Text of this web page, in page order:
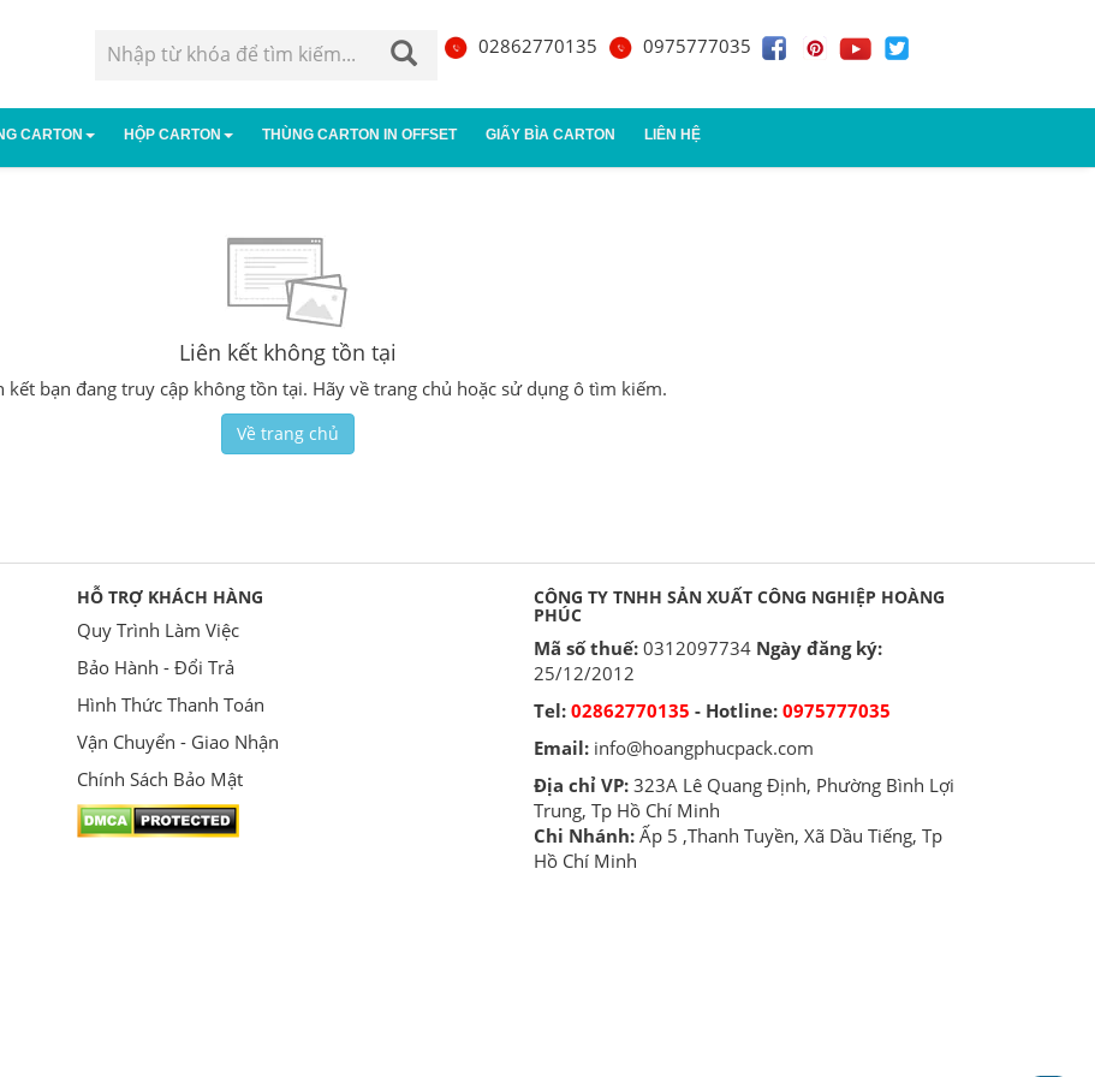
02862770135 0975777035
CARTON
Thùng âm dương
HỘP CARTON
Hộp carton nhỏ
THÙNG CARTON IN OFFSET GIẤY BÌA CARTON LIÊN HỆ
Liên kết không tồn tại
kết bạn đang truy cập không tồn tại. Hãy về trang chủ hoặc sử dụng ô tìm kiếm.
Về trang chủ
HỖ TRỢ KHÁCH HÀNG
Quy Trình Làm Việc
Bảo Hành - Đổi Trả
Hình Thức Thanh Toán
Vận Chuyển - Giao Nhận
Chính Sách Bảo Mật
CÔNG TY TNHH SẢN XUẤT CÔNG NGHIỆP HOÀNG
PHÚC
Mã số thuế: 0312097734 Ngày đăng ký:
25/12/2012
Tel: 02862770135 - Hotline: 0975777035
Email: info@hoangphucpack.com
Địa chỉ VP: 323A Lê Quang Định, Phường Bình Lợi
Trung, Tp Hồ Chí Minh
Chi Nhánh: Ấp 5 ,Thanh Tuyền, Xã Dầu Tiếng, Tp
Hồ Chí Minh